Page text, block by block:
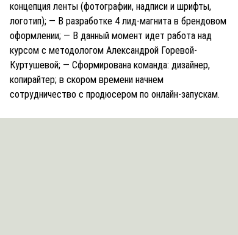
концепция ленты (фотографии, надписи и шрифты,
логотип); — В разработке 4 лид-магнита в брендовом
оформлении; — В данный момент идет работа над
курсом с методологом Александрой Горевой-
Куртушевой; — Сформирована команда: дизайнер,
копирайтер; в скором времени начнем
сотрудничество с продюсером по онлайн-запускам.